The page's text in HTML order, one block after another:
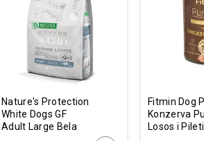
Nature's Protection
White Dogs GF
Adult Large Bela
Fitmin Dog
Konzerva
Losos i